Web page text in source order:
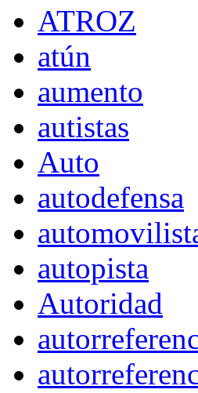
ATROZ
atún
aumento
autistas
Auto
autodefensa
autopista
Autoridad